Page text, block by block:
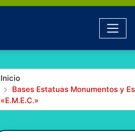
Inicio
Bases Estatuas Monumentos y
«E.M.E.C.»